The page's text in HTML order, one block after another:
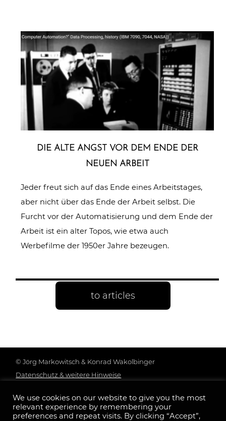
DIE ALTE ANGST VOR DEM ENDE DER
NEUEN ARBEIT
Jeder freut sich auf das Ende eines Arbeitstages,
aber nicht über das Ende der Arbeit selbst. Die
Furcht vor der Automatisierung und dem Ende der
Arbeit ist ein alter Topos, wie etwa auch
Werbefilme der 1950er Jahre bezeugen.
to articles
© Jörg Markowitsch & Konrad Wakolbinger
Datenschutz & weitere Hinweise
Impressum
Follow us:
We use cookies on our website to give you the most
relevant experience by remembering your
preferences and repeat visits. By clicking “Accept”,